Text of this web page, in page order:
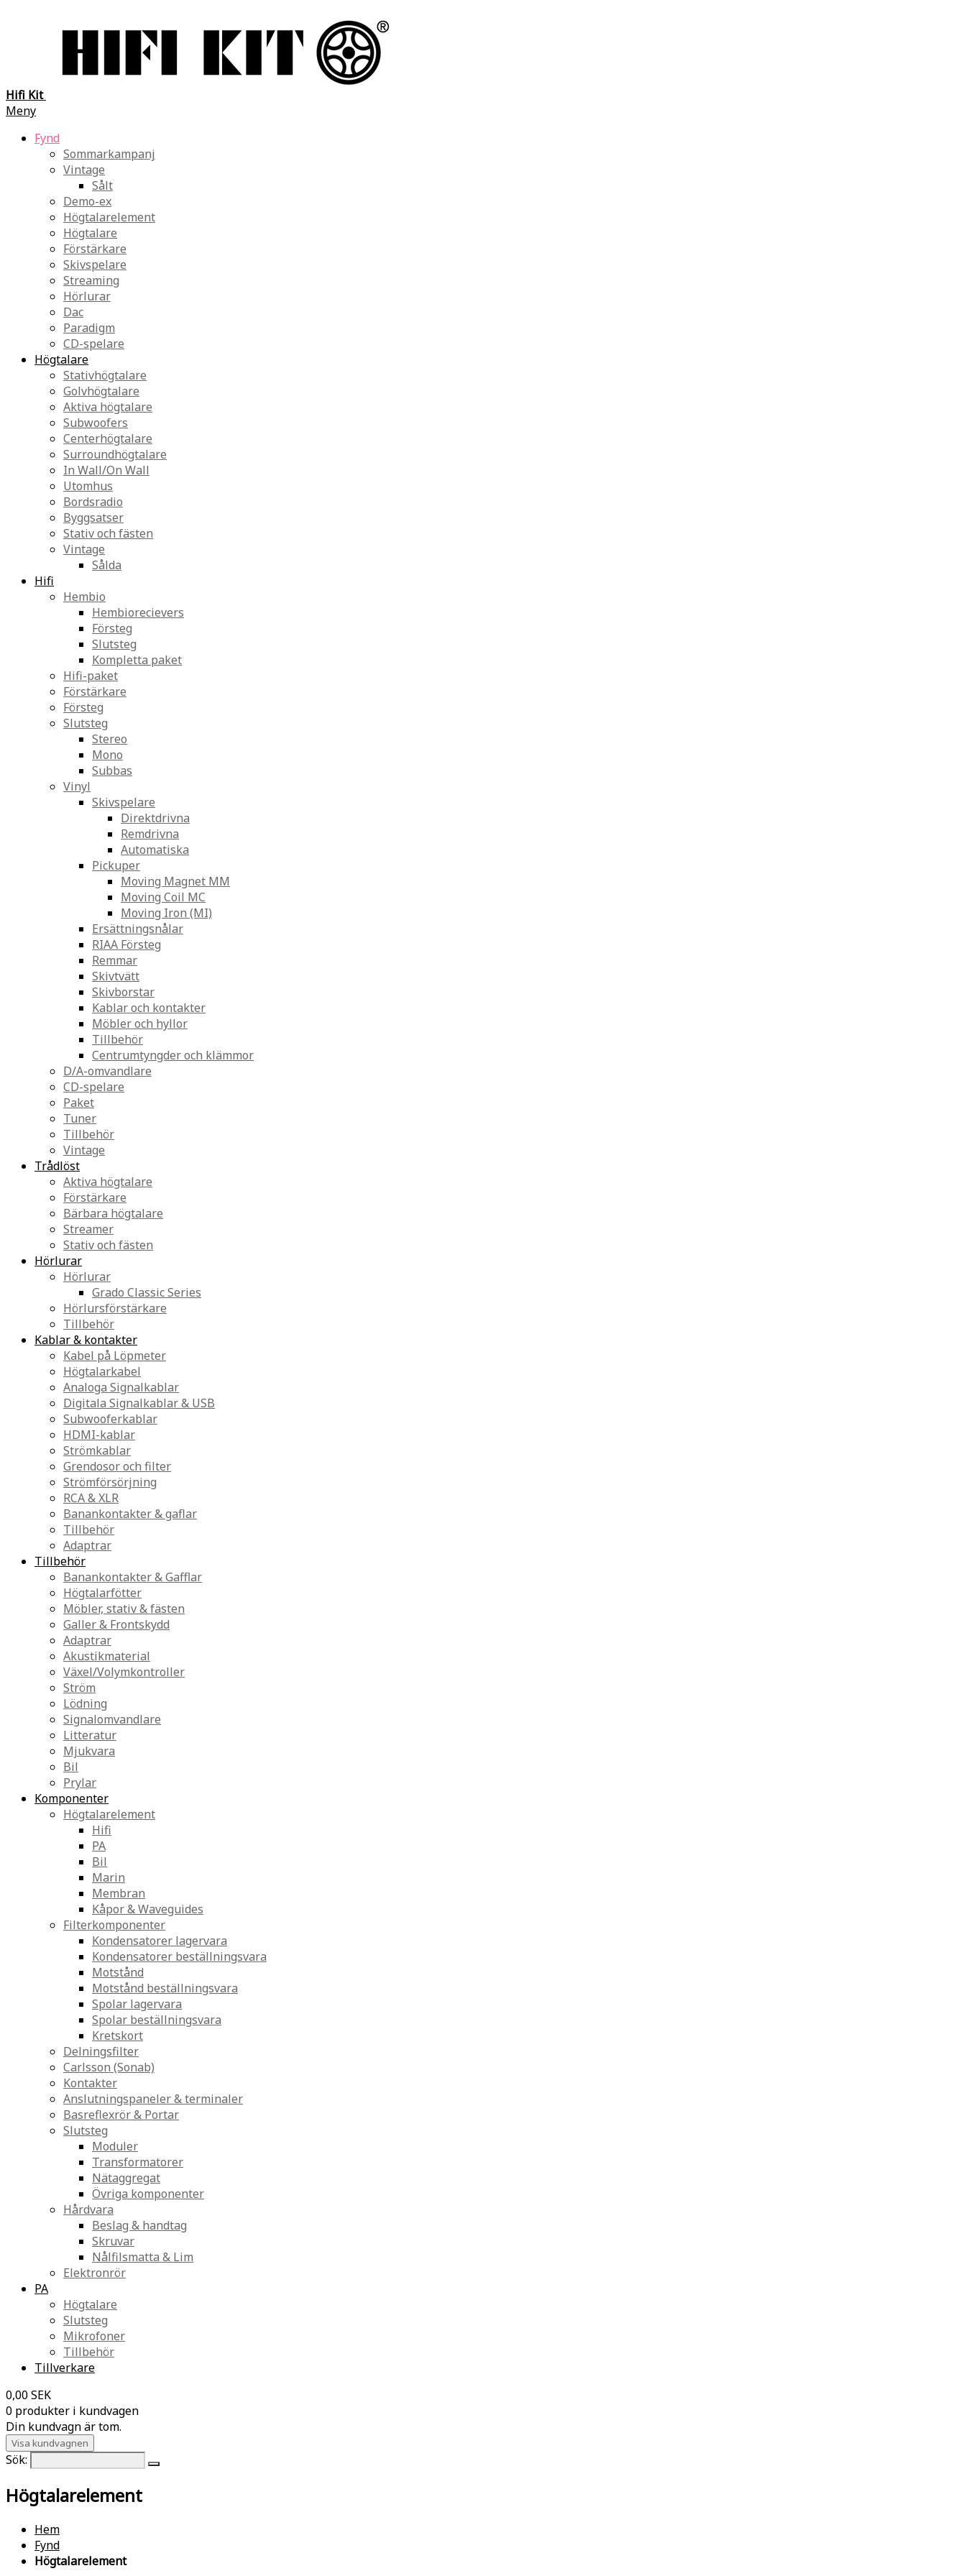
Hifi Kit
Meny
Fynd
Sommarkampanj
Vintage
Sålt
Demo-ex
Högtalarelement
Högtalare
Förstärkare
Skivspelare
Streaming
Hörlurar
Dac
Paradigm
CD-spelare
Högtalare
Stativhögtalare
Golvhögtalare
Aktiva högtalare
Subwoofers
Centerhögtalare
Surroundhögtalare
In Wall/On Wall
Utomhus
Bordsradio
Byggsatser
Stativ och fästen
Vintage
Sålda
Hifi
Hembio
Hembiorecievers
Försteg
Slutsteg
Kompletta paket
Hifi-paket
Förstärkare
Försteg
Slutsteg
Stereo
Mono
Subbas
Vinyl
Skivspelare
Direktdrivna
Remdrivna
Automatiska
Pickuper
Moving Magnet MM
Moving Coil MC
Moving Iron (MI)
Ersättningsnålar
RIAA Försteg
Remmar
Skivtvätt
Skivborstar
Kablar och kontakter
Möbler och hyllor
Tillbehör
Centrumtyngder och klämmor
D/A-omvandlare
CD-spelare
Paket
Tuner
Tillbehör
Vintage
Trådlöst
Aktiva högtalare
Förstärkare
Bärbara högtalare
Streamer
Stativ och fästen
Hörlurar
Hörlurar
Grado Classic Series
Hörlursförstärkare
Tillbehör
Kablar & kontakter
Kabel på Löpmeter
Högtalarkabel
Analoga Signalkablar
Digitala Signalkablar & USB
Subwooferkablar
HDMI-kablar
Strömkablar
Grendosor och filter
Strömförsörjning
RCA & XLR
Banankontakter & gaflar
Tillbehör
Adaptrar
Tillbehör
Banankontakter & Gafflar
Högtalarfötter
Möbler, stativ & fästen
Galler & Frontskydd
Adaptrar
Akustikmaterial
Växel/Volymkontroller
Ström
Lödning
Signalomvandlare
Litteratur
Mjukvara
Bil
Prylar
Komponenter
Högtalarelement
Hifi
PA
Bil
Marin
Membran
Kåpor & Waveguides
Filterkomponenter
Kondensatorer lagervara
Kondensatorer beställningsvara
Motstånd
Motstånd beställningsvara
Spolar lagervara
Spolar beställningsvara
Kretskort
Delningsfilter
Carlsson (Sonab)
Kontakter
Anslutningspaneler & terminaler
Basreflexrör & Portar
Slutsteg
Moduler
Transformatorer
Nätaggregat
Övriga komponenter
Hårdvara
Beslag & handtag
Skruvar
Nålfilsmatta & Lim
Elektronrör
PA
Högtalare
Slutsteg
Mikrofoner
Tillbehör
Tillverkare
0,00 SEK
0 produkter i kundvagen
Din kundvagn är tom.
Visa kundvagnen
Sök:
Högtalarelement
Hem
Fynd
Högtalarelement